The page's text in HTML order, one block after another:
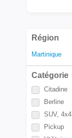
Région
Martinique
Catégorie
Citadine
Berline
SUV, 4x4
Pickup